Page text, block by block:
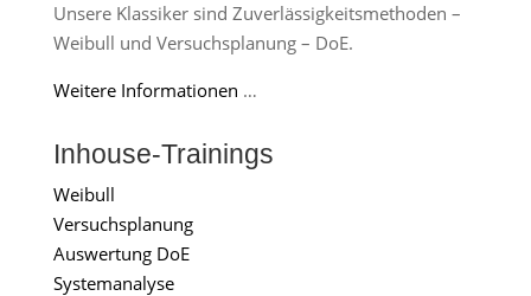
Unsere Klassiker sind Zuverlässigkeitsmethoden –
Weibull und Versuchsplanung – DoE.
Weitere Informationen …
Inhouse-Trainings
Weibull
Versuchsplanung
Auswertung DoE
Systemanalyse